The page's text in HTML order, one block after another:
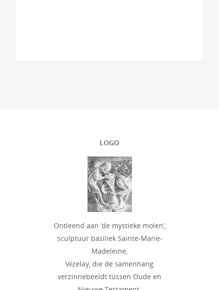
LOGO
Ontleend aan ‘de mystieke molen’,
sculptuur basiliek Sainte-Marie-
Madeleine,
Vézelay, die de samenhang
verzinnebeeldt tussen Oude en